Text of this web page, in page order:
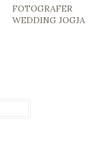
FOTOGRAFER
WEDDING JOGJA